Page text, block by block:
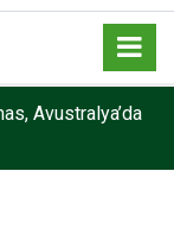
Avustralya’da